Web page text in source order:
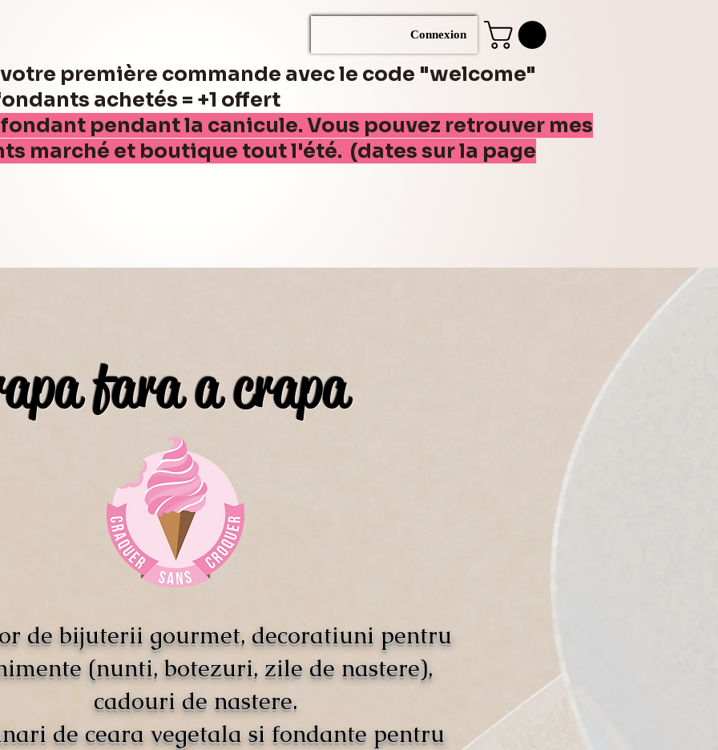
Connexion
première commande avec le code "welcome"
achetés = +1 offert
pendant la canicule. Vous pouvez retrouver mes
marché et boutique tout l'été. (dates sur la page
fara a crapa
de bijuterii gourmet, decoratiuni pentru
(nunti, botezuri, zile de nastere),
cadouri de nastere.
de ceara vegetala si fondante pentru